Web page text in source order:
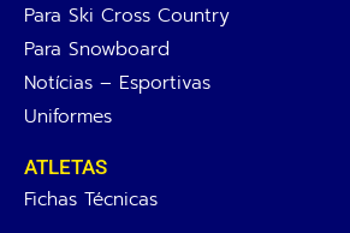
Para Ski Cross Country
Para Snowboard
Notícias – Esportivas
Uniformes
ATLETAS
Fichas Técnicas